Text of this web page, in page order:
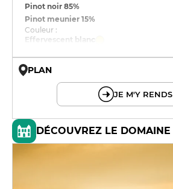
Pinot noir85%
Pinot meunier15%
Couleur :
Effervescent blanc
PLAN
JE M'Y RENDS
DÉCOUVREZ LE DOMAINE